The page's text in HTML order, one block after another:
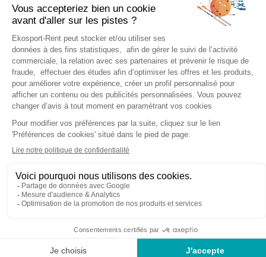
STATIONS DE SKI
Location ski La Plagne
Location ski Les 2 Alpes
Location ski Les Gets
Location ski Auris en Oisans
Location ski Les Orres
Location ski La Toussuire
Location ski Les Menuires
Location ski Alpe d'Huez
Location ski Serre Chevalier
Location ski Chamonix
Location ski Courchevel